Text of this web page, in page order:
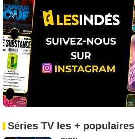
Séries TV les + populaires